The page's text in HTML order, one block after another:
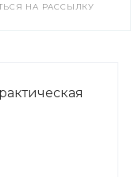
НА РАССЫЛКУ